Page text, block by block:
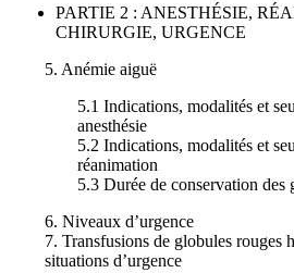
PARTIE 2 : ANESTHÉSIE,
CHIRURGIE, URGENCE
5. Anémie aiguë
5.1 Indications, modalités et
anesthésie
5.2 Indications, modalités et
réanimation
5.3 Durée de conservation des
6. Niveaux d’urgence
7. Transfusions de globules rouges
situations d’urgence